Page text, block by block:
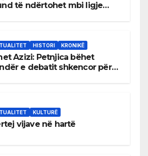
të ndërtohet mbi ligje
HISTORI KRONIKË
Azizi: Petnjica bëhet
e debatit shkencor për
KULTURË
vijave në hartë